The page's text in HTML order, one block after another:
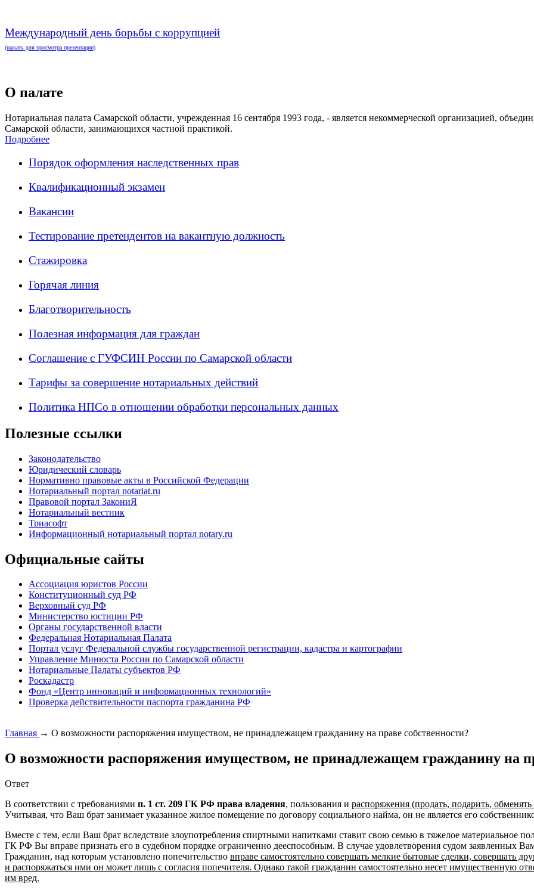
Международный день борьбы с коррупцией
(нажать для просмотра презентации)
О палате
Нотариальная палата Самарской области, учрежденная 16 сентября 1993 года, - является некоммерческой организацией,
Самарской области, занимающихся частной практикой.
Подробнее
Порядок оформления наследственных прав
Квалификационный экзамен
Вакансии
Тестирование претендентов на вакантную должность
Стажировка
Горячая линия
Благотворительность
Полезная информация для граждан
Соглашение с ГУФСИН России по Самарской области
Тарифы за совершение нотариальных действий
Политика НПСо в отношении обработки персональных данных
Полезные ссылки
Законодательство
Юридический словарь
Нормативно правовые акты в Российской Федерации
Нотариальный портал notariat.ru
Правовой портал ЗакониЯ
Нотариальный вестник
Триасофт
Информационный нотариальный портал notary.ru
Официальные сайты
Ассоциация юристов России
Конституционный суд РФ
Верховный суд РФ
Министерство юстиции РФ
Органы государственной власти
Федеральная Нотариальная Палата
Портал услуг Федеральной службы государственной регистрации, кадастра и картографии
Управление Минюста России по Самарской области
Нотариальные Палаты субъектов РФ
Роскадастр
Фонд «Центр инноваций и информационных технологий»
Проверка действительности паспорта гражданина РФ
Главная → О возможности распоряжения имуществом, не принадлежащем гражданину на праве собственности?
О возможности распоряжения имуществом, не принадлежащем гражданину на
Ответ
В соответствии с требованиями п. 1 ст. 209 ГК РФ права владения, пользования и распоряжения (продать, подарить, обменять
Учитывая, что Ваш брат занимает указанное жилое помещение по договору социального найма, он не является его
Вместе с тем, если Ваш брат вследствие злоупотребления спиртными напитками ставит свою семью в тяжелое материальное
ГК РФ Вы вправе признать его в судебном порядке ограниченно дееспособным. В случае удовлетворения судом заявленных
Гражданин, над которым установлено попечительство вправе самостоятельно совершать мелкие бытовые сделки, совершать
и распоряжаться ими он может лишь с согласия попечителя. Однако такой гражданин самостоятельно несет имущественную
им вред.